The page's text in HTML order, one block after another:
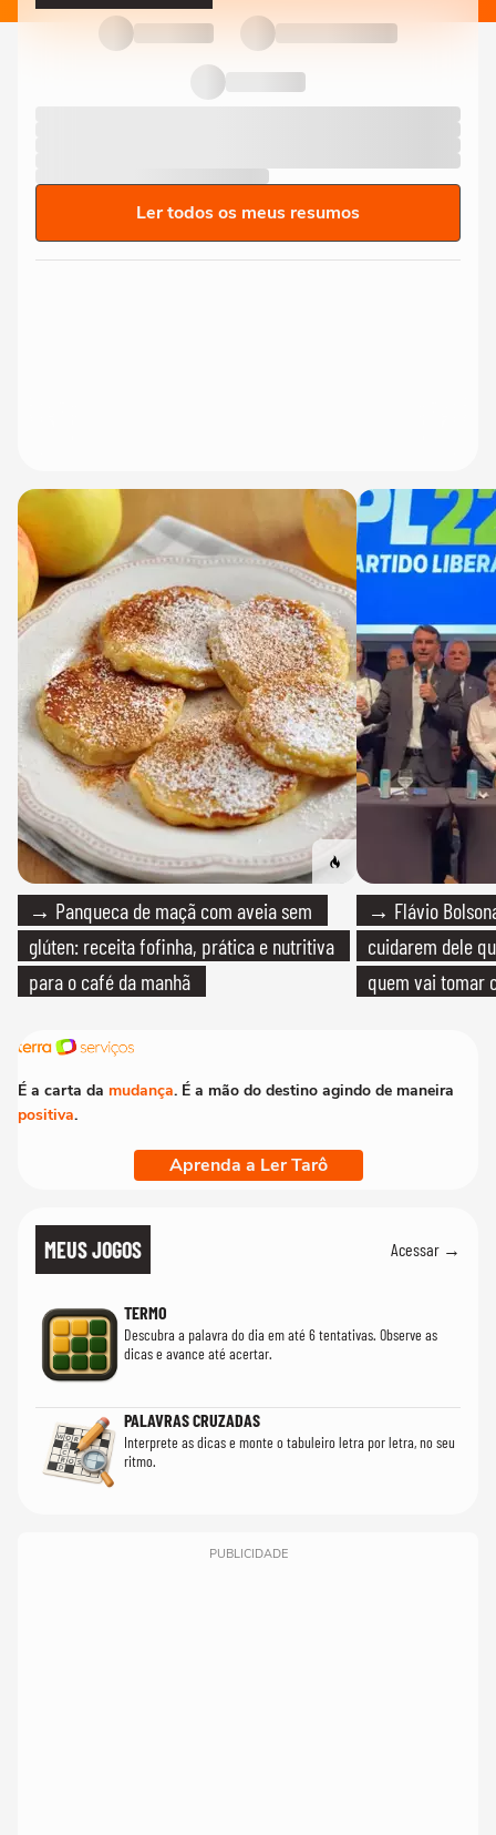
Ler todos os meus resumos
→ Panqueca de maçã com aveia sem
glúten: receita fofinha, prática e nutritiva
para o café da manhã
→ Flávio
cuidarem dele
quem vai tomar
É a carta da mudança. É a mão do destino agindo de maneira
positiva.
Aprenda a Ler Tarô
MEUS JOGOS Acessar →
TERMO
Descubra a palavra do dia em até 6 tentativas. Observe as
dicas e avance até acertar.
PALAVRAS CRUZADAS
Interprete as dicas e monte o tabuleiro letra por letra, no seu
ritmo.
PUBLICIDADE